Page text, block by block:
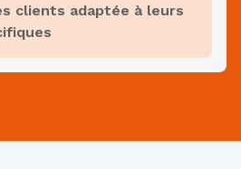
clients adaptée à leurs